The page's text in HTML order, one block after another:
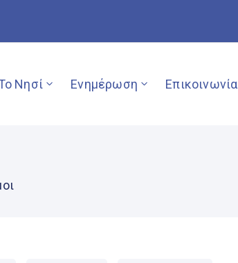
Νησί Ενημέρωση Επικοινωνία